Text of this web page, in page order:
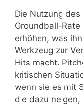
Die Nutzung
Groundball-Rate
erhöhen, was
Werkzeug zur
Hits macht.
kritischen
wenn sie es mit
die dazu neigen,